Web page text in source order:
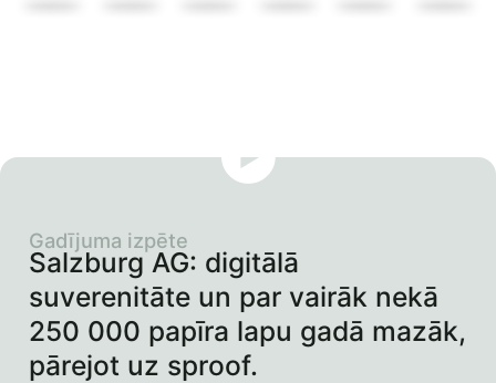
Salzburg AG: digitālā
suverenitāte un par vairāk nekā
250 000 papīra lapu gadā mazāk,
pārejot uz sproof.
Gadījuma izpēte